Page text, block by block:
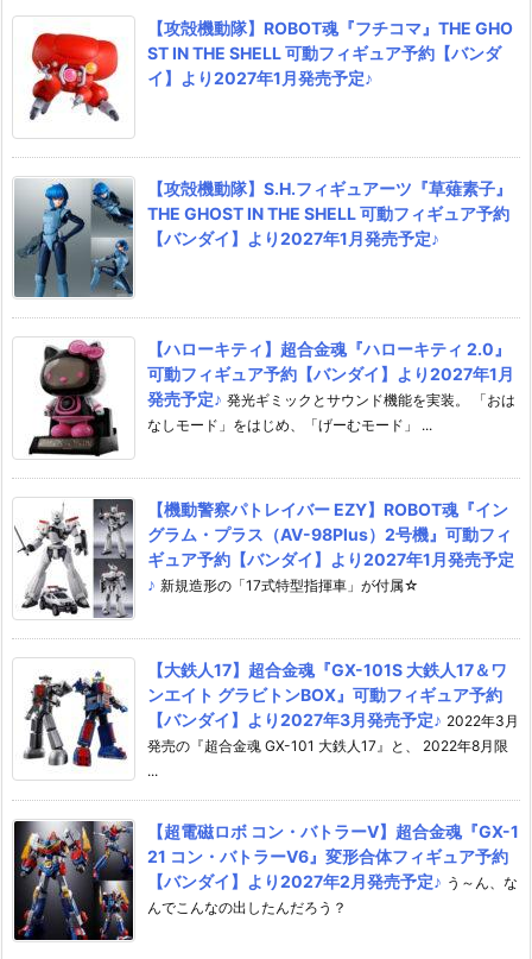
【攻殻機動隊】ROBOT魂『フチコマ』THE GHO
ST IN THE SHELL 可動フィギュア予約【バンダ
イ】より2027年1月発売予定♪
【攻殻機動隊】S.H.フィギュアーツ『草薙素子』
THE GHOST IN THE SHELL 可動フィギュア予約
【バンダイ】より2027年1月発売予定♪
【ハローキティ】超合金魂『ハローキティ 2.0』
可動フィギュア予約【バンダイ】より2027年1月
発売予定♪ 発光ギミックとサウンド機能を実装。 「おは
なしモード」をはじめ、「げーむモード」 ...
【機動警察パトレイバー EZY】ROBOT魂『イン
グラム・プラス（AV-98Plus）2号機』可動フィ
ギュア予約【バンダイ】より2027年1月発売予定
♪ 新規造形の「17式特型指揮車」が付属☆
【大鉄人17】超合金魂『GX-101S 大鉄人17＆ワ
ンエイト グラビトンBOX』可動フィギュア予約
【バンダイ】より2027年3月発売予定♪ 2022年3月
発売の『超合金魂 GX-101 大鉄人17』と、 2022年8月限
...
【超電磁ロボ コン・バトラーV】超合金魂『GX-1
21 コン・バトラーV6』変形合体フィギュア予約
【バンダイ】より2027年2月発売予定♪ う～ん、な
んでこんなの出したんだろう？